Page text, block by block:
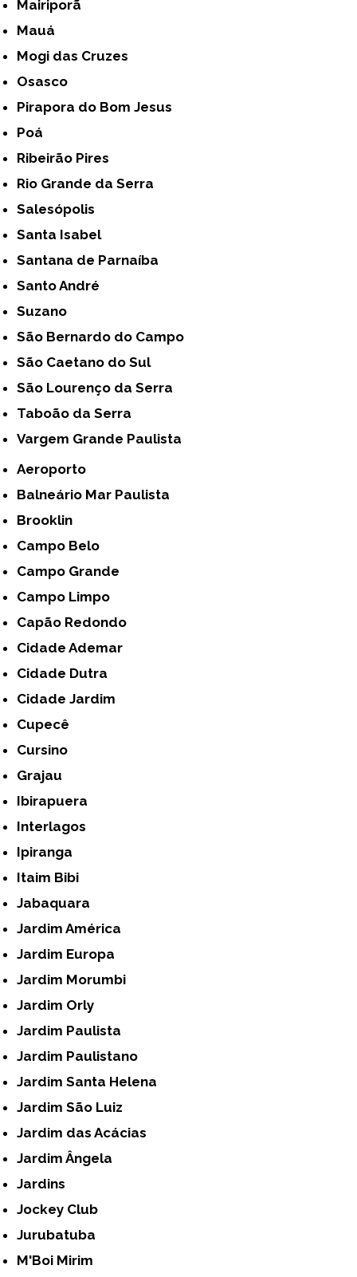
Mairiporã
Mauá
Mogi das Cruzes
Osasco
Pirapora do Bom Jesus
Poá
Ribeirão Pires
Rio Grande da Serra
Salesópolis
Santa Isabel
Santana de Parnaíba
Santo André
Suzano
São Bernardo do Campo
São Caetano do Sul
São Lourenço da Serra
Taboão da Serra
Vargem Grande Paulista
Aeroporto
Balneário Mar Paulista
Brooklin
Campo Belo
Campo Grande
Campo Limpo
Capão Redondo
Cidade Ademar
Cidade Dutra
Cidade Jardim
Cupecê
Cursino
Grajau
Ibirapuera
Interlagos
Ipiranga
Itaim Bibi
Jabaquara
Jardim América
Jardim Europa
Jardim Morumbi
Jardim Orly
Jardim Paulista
Jardim Paulistano
Jardim Santa Helena
Jardim São Luiz
Jardim das Acácias
Jardim Ângela
Jardins
Jockey Club
Jurubatuba
M'Boi Mirim